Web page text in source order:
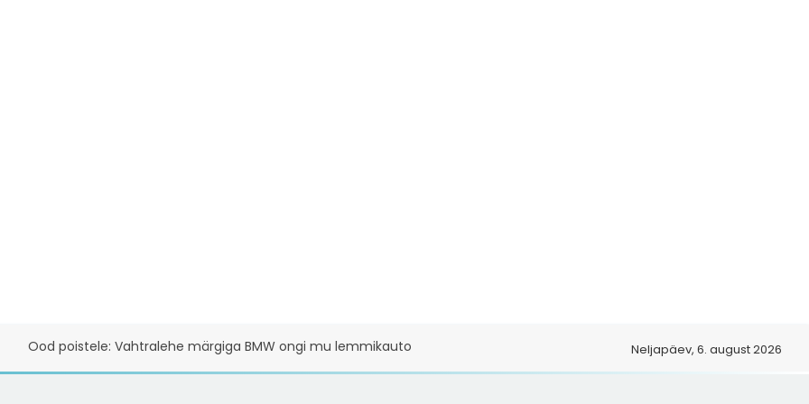
Ood poistele: Vahtralehe märgiga BMW ongi mu lemmikauto Neljapäev, 6. august 2026